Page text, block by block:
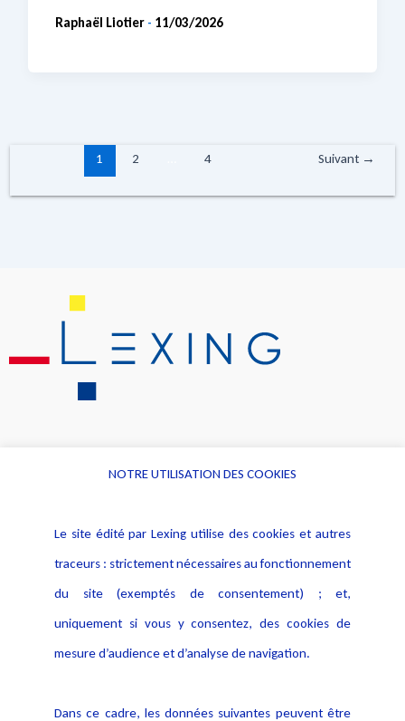
Raphaël Liotier - 11/03/2026
1 2 4 Suivant →
Alerte professionnelle
Déclaration d'accessibilité
Notice Légale
Politique de protection des
données
Publications
NOTRE UTILISATION DES COOKIES
Le site édité par Lexing utilise des cookies et autres
traceurs : strictement nécessaires au fonctionnement
du site (exemptés de consentement) ; et,
uniquement si vous y consentez, des cookies de
mesure d’audience et d’analyse de navigation.
Dans ce cadre, les données suivantes peuvent être